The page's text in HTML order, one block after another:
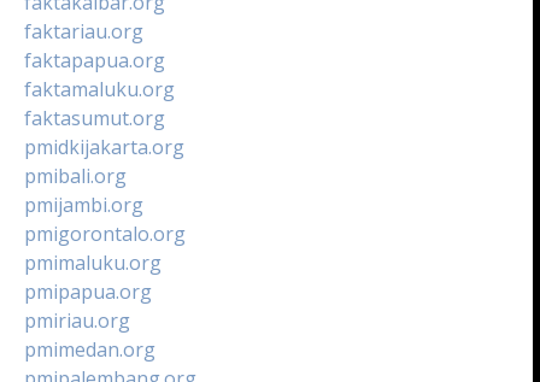
faktariau.org
faktapapua.org
faktamaluku.org
faktasumut.org
pmidkijakarta.org
pmibali.org
pmijambi.org
pmigorontalo.org
pmimaluku.org
pmipapua.org
pmiriau.org
pmimedan.org